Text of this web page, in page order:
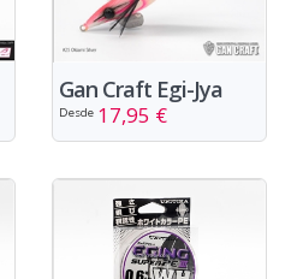
Gan Craft Egi-Jya
Desde 17,95 €